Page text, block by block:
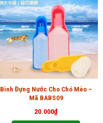
Bình Đựng Nước Cho Chó Mèo –
Mã BABS09
20.000₫